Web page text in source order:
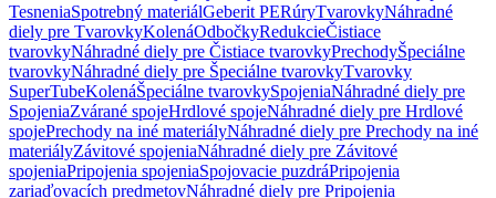
TesneniaSpotrebný materiálGeberit PERúryTvarovkyNáhradné
diely pre TvarovkyKolenáOdbočkyRedukcieČistiace
tvarovkyNáhradné diely pre Čistiace tvarovkyPrechodyŠpeciálne
tvarovkyNáhradné diely pre Špeciálne tvarovkyTvarovky
SuperTubeKolenáŠpeciálne tvarovkySpojeniaNáhradné diely pre
SpojeniaZvárané spojeHrdlové spojeNáhradné diely pre Hrdlové
spojePrechody na iné materiályNáhradné diely pre Prechody na iné
materiályZávitové spojeniaNáhradné diely pre Závitové
spojeniaPripojenia spojeniaSpojovacie puzdráPripojenia
zariaďovacích predmetovNáhradné diely pre Pripojenia